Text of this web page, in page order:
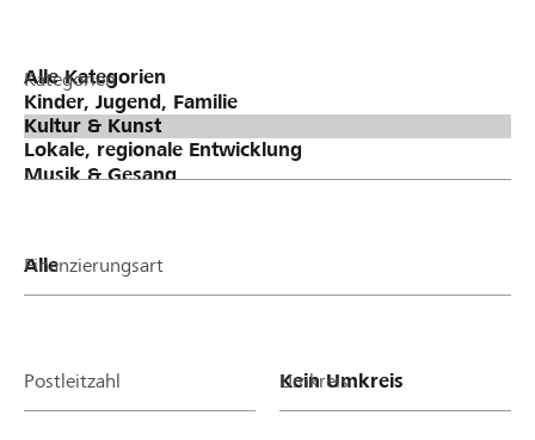
Kategorien
Finanzierungsart
Postleitzahl Umkreis